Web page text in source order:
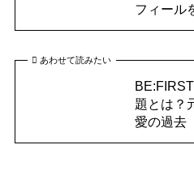
フィール
あわせて読みたい
題とは？
愛の過去